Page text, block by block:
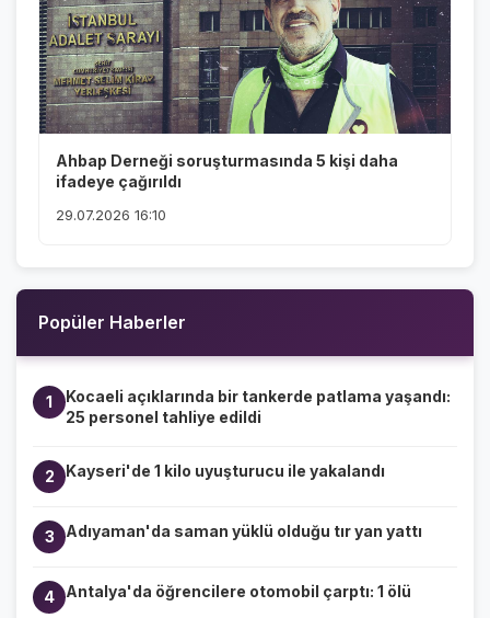
Ahbap Derneği soruşturmasında 5 kişi daha
ifadeye çağırıldı
29.07.2026 16:10
Popüler Haberler
1
Kocaeli açıklarında bir tankerde patlama yaşandı:
25 personel tahliye edildi
2 Kayseri'de 1 kilo uyuşturucu ile yakalandı
3 Adıyaman'da saman yüklü olduğu tır yan yattı
4 Antalya'da öğrencilere otomobil çarptı: 1 ölü